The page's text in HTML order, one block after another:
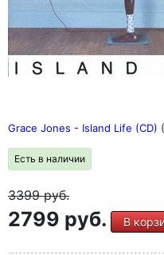
Grace Jones - Island Life (CD)
Есть в наличии
3399руб.
2799 руб. В